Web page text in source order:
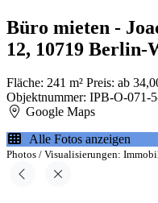
Büro mieten -
12, 10719
Fläche: 241 m² Preis: ab
Objektnummer: IPB-O-071-
Google Maps
Alle Fotos anzeigen
Photos / Visualisierungen: